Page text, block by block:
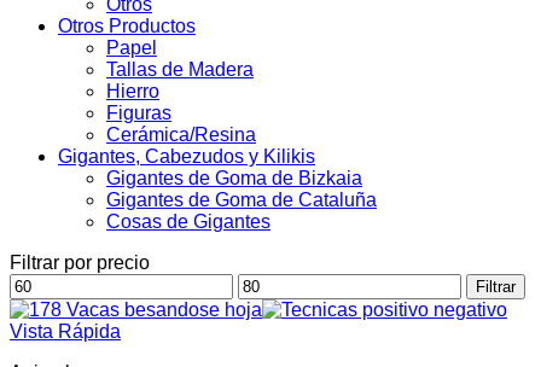
Otros
Otros Productos
Papel
Tallas de Madera
Hierro
Figuras
Cerámica/Resina
Gigantes, Cabezudos y Kilikis
Gigantes de Goma de Bizkaia
Gigantes de Goma de Cataluña
Cosas de Gigantes
Filtrar por precio
Precio
mínimo
Precio
máximo
Filtrar
Vista Rápida